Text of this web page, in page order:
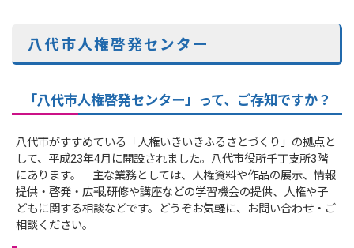
八代市人権啓発センター
「八代市人権啓発センター」って、ご存知ですか？
八代市がすすめている「人権いきいきふるさとづくり」の拠点と
して、平成23年4月に開設されました。八代市役所千丁支所3階
にあります。 主な業務としては、人権資料や作品の展示、情報
提供・啓発・広報,研修や講座などの学習機会の提供、人権や子
どもに関する相談などです。どうぞお気軽に、お問い合わせ・ご
相談ください。